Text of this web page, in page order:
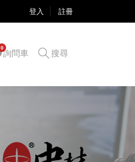
登入 註冊
0詢問車 搜尋